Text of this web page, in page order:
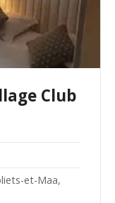
Club
et-Maa,